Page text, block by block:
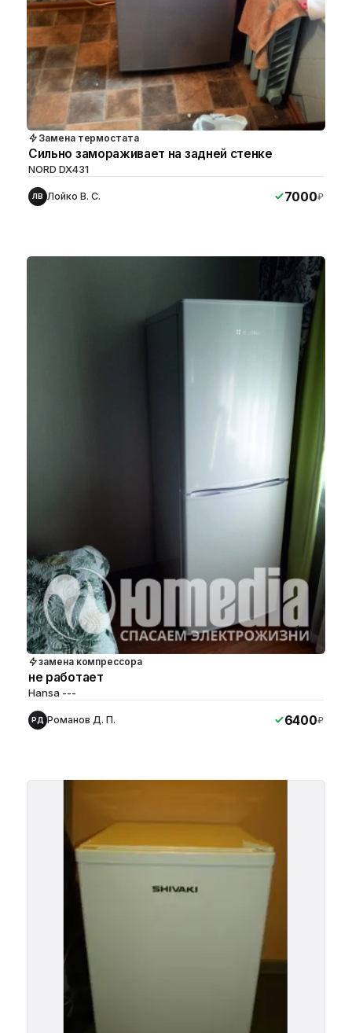
Замена термостата
Сильно замораживает на задней стенке
NORD DX431
ЛВ Лойко В. С. 7000₽
замена компрессора
не работает
Hansa ---
РД Романов Д. П. 6400₽